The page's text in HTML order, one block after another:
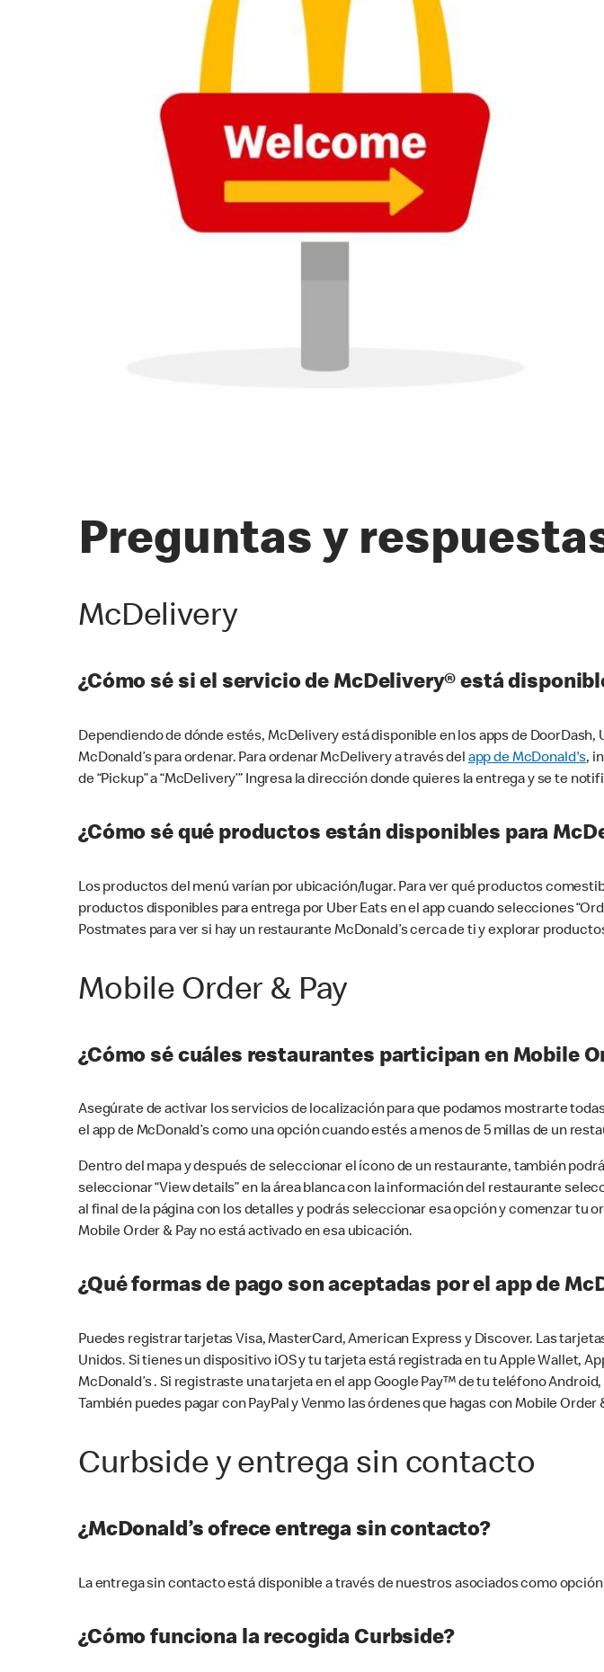
Preguntas y
McDelivery
¿Cómo sé si el servicio de McDelivery® está
Dependiendo de dónde estés, McDelivery está disponible en los apps de
McDonald’s para ordenar. Para ordenar McDelivery a través del app de McDonald's,
de “Pickup” a “McDelivery’” Ingresa la dirección donde quieres la entrega y se te
¿Cómo sé qué productos están disponibles para
Los productos del menú varían por ubicación/lugar. Para ver qué productos
productos disponibles para entrega por Uber Eats en el app cuando selecciones
Postmates para ver si hay un restaurante McDonald’s cerca de ti y explorar
Mobile Order & Pay
¿Cómo sé cuáles restaurantes participan en Mobile
Asegúrate de activar los servicios de localización para que podamos mostrarte
el app de McDonald’s como una opción cuando estés a menos de 5 millas de un
Dentro del mapa y después de seleccionar el ícono de un restaurante, también
seleccionar “View details” en la área blanca con la información del restaurante
al final de la página con los detalles y podrás seleccionar esa opción y comenzar tu
Mobile Order & Pay no está activado en esa ubicación.
¿Qué formas de pago son aceptadas por el app de
Puedes registrar tarjetas Visa, MasterCard, American Express y Discover. Las
Unidos. Si tienes un dispositivo iOS y tu tarjeta está registrada en tu Apple Wallet,
McDonald’s . Si registraste una tarjeta en el app Google Pay™ de tu teléfono
También puedes pagar con PayPal y Venmo las órdenes que hagas con Mobile Order
Curbside y entrega sin contacto
¿McDonald’s ofrece entrega sin contacto?
La entrega sin contacto está disponible a través de nuestros asociados como
¿Cómo funciona la recogida Curbside?